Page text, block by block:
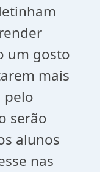
um gosto
mais
pelo
serão
alunos
nas